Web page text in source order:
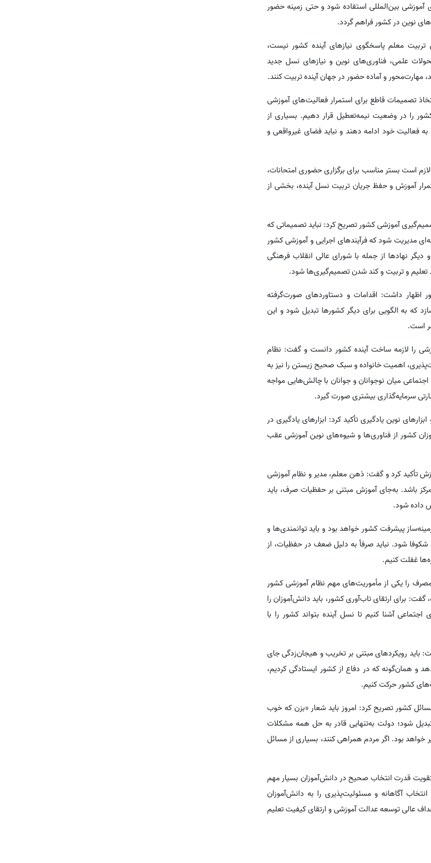
آموزشی بین‌المللی استفاده شود و حتی زمینه حضور
نوین در کشور فراهم گردد.
تربیت معلم پاسخگوی نیازهای آینده کشور نیست،
علمی، فناوری‌های نوین و نیازهای نسل جدید
مهارت‌محور و آماده حضور در جهان آینده تربیت کنند.
تصمیمات قاطع برای استمرار فعالیت‌های آموزشی
را در وضعیت نیمه‌تعطیل قرار دهیم. بسیاری از
فعالیت خود ادامه دهند و نباید فضای غیرواقعی و
است بستر مناسب برای برگزاری حضوری امتحانات،
آموزش و حفظ جریان تربیت نسل آینده، بخشی از
آموزشی کشور تصریح کرد: نباید تصمیماتی که
مدیریت شود که فرآیندهای اجرایی و آموزشی کشور
نهادها از جمله با شورای عالی انقلاب فرهنگی
تعلیم و تربیت و کند شدن تصمیم‌گیری‌ها شود.
اظهار داشت: اقدامات و دستاوردهای صورت‌گرفته
که به الگویی برای دیگر کشورها تبدیل شود و این
است.
را لازمه ساخت آینده کشور دانست و گفت: نظام
اهمیت خانواده و سبک صحیح زیستن را نیز به
میان نوجوانان و جوانان با چالش‌هایی مواجه
سرمایه‌گذاری بیشتری صورت گیرد.
نوین یادگیری تأکید کرد: ابزارهای یادگیری در
کشور از فناوری‌ها و شیوه‌های نوین آموزشی عقب
تأکید کرد و گفت: ذهن معلم، مدیر و نظام آموزشی
باشد. به‌جای آموزش مبتنی بر حفظیات صرف، باید
داده شود.
پیشرفت کشور خواهد بود و باید توانمندی‌ها و
شود. نباید صرفاً به دلیل ضعف در حفظیات، از
غفلت کنیم.
را یکی از مأموریت‌های مهم نظام آموزشی کشور
برای ارتقای تاب‌آوری کشور، باید دانش‌آموزان را
آشنا کنیم تا نسل آینده بتواند کشور را با
باید رویکردهای مبتنی بر تخریب و هیجان‌زدگی جای
و همان‌گونه که در دفاع از کشور ایستادگی کردیم،
کشور حرکت کنیم.
کشور تصریح کرد: امروز باید شعار «بزن که خوب
شود؛ دولت به‌تنهایی قادر به حل همه مشکلات
خواهد بود. اگر مردم همراهی کنند، بسیاری از مسائل
قدرت انتخاب صحیح در دانش‌آموزان بسیار مهم
آگاهانه و مسئولیت‌پذیری را به دانش‌آموزان
عالی توسعه عدالت آموزشی و ارتقای کیفیت تعلیم